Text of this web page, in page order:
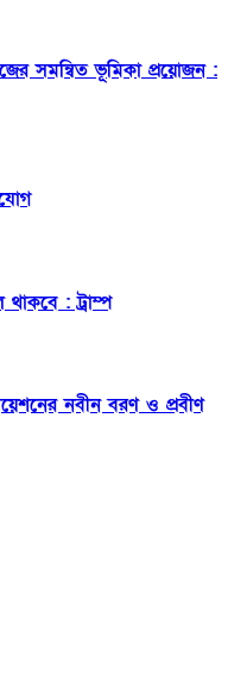
সমন্বিত ভূমিকা প্রয়োজন :
: ট্রাম্প
নবীন বরণ ও প্রবীণ